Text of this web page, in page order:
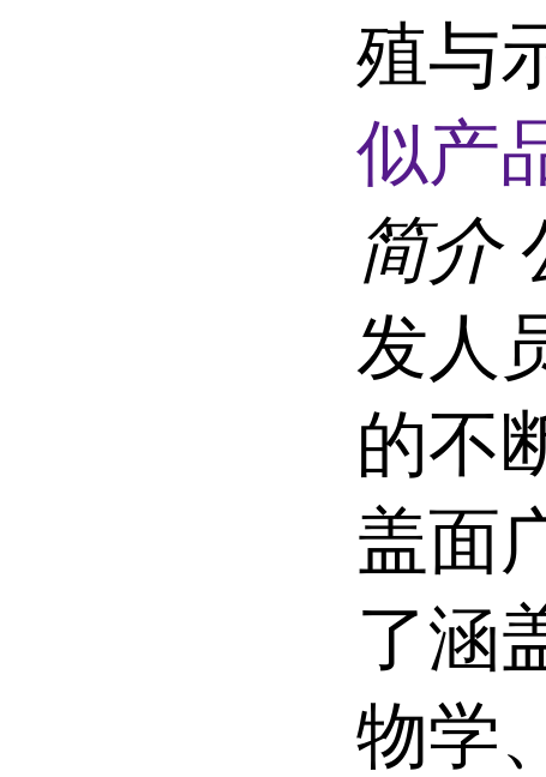
殖与
似产
简介
发人
的不
盖面
了涵
物学